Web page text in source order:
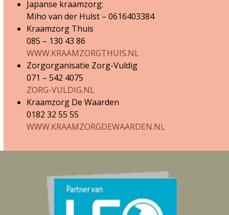
Japanse kraamzorg:
Miho van der Hulst – 0616403384
Kraamzorg Thuis
085 – 130 43 86
WWW.KRAAMZORGTHUIS.NL
Zorgorganisatie Zorg-Vuldig
071 – 542 4075
ZORG-VULDIG.NL
Kraamzorg De Waarden
0182 32 55 55
WWW.KRAAMZORGDEWAARDEN.NL